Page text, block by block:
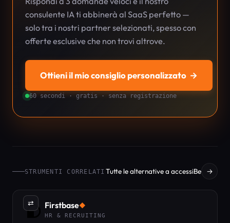
consulente IA ti abbinerà al SaaS perfetto —
solo tra i nostri partner selezionati, spesso con
offerte esclusive che non trovi altrove.
Ottieni il mio consiglio personalizzato →
60 secondi · gratis · senza registrazione
STRUMENTI CORRELATI Tutte le alternative a accessiBe →
⇄ Firstbase◆
HR & RECRUITING